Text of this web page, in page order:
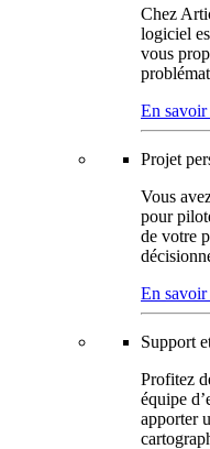
Chez
logiciel
vous
En savoir
Projet
Vous
pour
de votre
En savoir
Support
Profitez
équipe
apporter